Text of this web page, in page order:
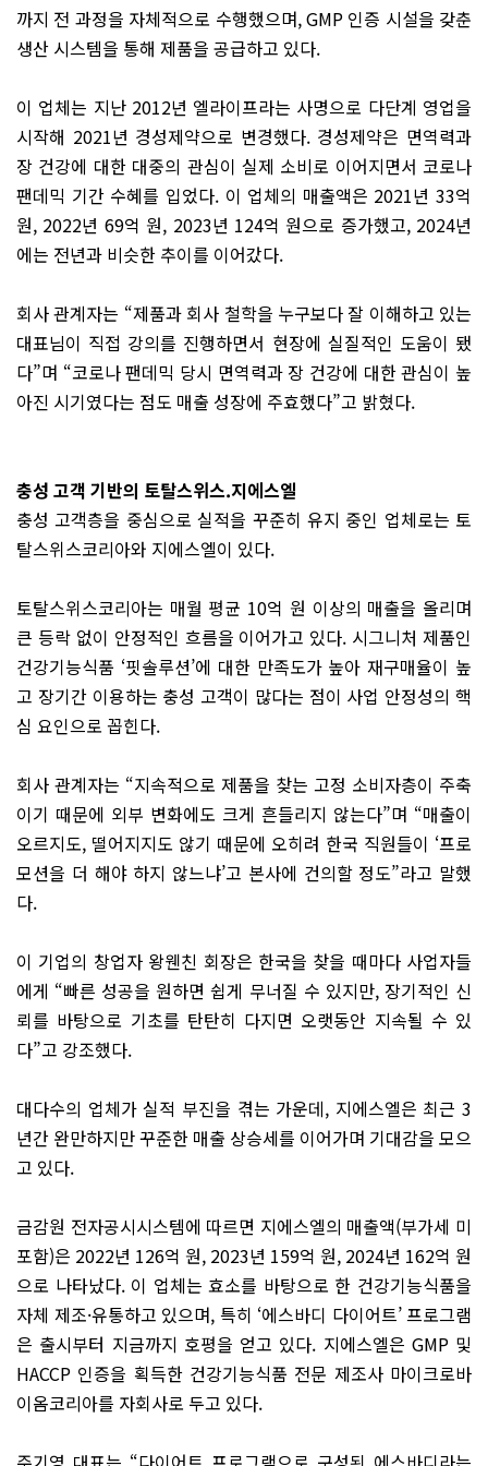
까지 전 과정을 자체적으로 수행했으며, GMP 인증 시설을 갖춘
생산 시스템을 통해 제품을 공급하고 있다.
이 업체는 지난 2012년 엘라이프라는 사명으로 다단계 영업을
시작해 2021년 경성제약으로 변경했다. 경성제약은 면역력과
장 건강에 대한 대중의 관심이 실제 소비로 이어지면서 코로나
팬데믹 기간 수혜를 입었다. 이 업체의 매출액은 2021년 33억
원, 2022년 69억 원, 2023년 124억 원으로 증가했고, 2024년
에는 전년과 비슷한 추이를 이어갔다.
회사 관계자는 “제품과 회사 철학을 누구보다 잘 이해하고 있는
대표님이 직접 강의를 진행하면서 현장에 실질적인 도움이 됐
다”며 “코로나 팬데믹 당시 면역력과 장 건강에 대한 관심이 높
아진 시기였다는 점도 매출 성장에 주효했다”고 밝혔다.
충성 고객 기반의 토탈스위스.지에스엘
충성 고객층을 중심으로 실적을 꾸준히 유지 중인 업체로는 토
탈스위스코리아와 지에스엘이 있다.
토탈스위스코리아는 매월 평균 10억 원 이상의 매출을 올리며
큰 등락 없이 안정적인 흐름을 이어가고 있다. 시그니처 제품인
건강기능식품 ‘핏솔루션’에 대한 만족도가 높아 재구매율이 높
고 장기간 이용하는 충성 고객이 많다는 점이 사업 안정성의 핵
심 요인으로 꼽힌다.
회사 관계자는 “지속적으로 제품을 찾는 고정 소비자층이 주축
이기 때문에 외부 변화에도 크게 흔들리지 않는다”며 “매출이
오르지도, 떨어지지도 않기 때문에 오히려 한국 직원들이 ‘프로
모션을 더 해야 하지 않느냐’고 본사에 건의할 정도”라고 말했
다.
이 기업의 창업자 왕웬친 회장은 한국을 찾을 때마다 사업자들
에게 “빠른 성공을 원하면 쉽게 무너질 수 있지만, 장기적인 신
뢰를 바탕으로 기초를 탄탄히 다지면 오랫동안 지속될 수 있
다”고 강조했다.
대다수의 업체가 실적 부진을 겪는 가운데, 지에스엘은 최근 3
년간 완만하지만 꾸준한 매출 상승세를 이어가며 기대감을 모으
고 있다.
금감원 전자공시시스템에 따르면 지에스엘의 매출액(부가세 미
포함)은 2022년 126억 원, 2023년 159억 원, 2024년 162억 원
으로 나타났다. 이 업체는 효소를 바탕으로 한 건강기능식품을
자체 제조·유통하고 있으며, 특히 ‘에스바디 다이어트’ 프로그램
은 출시부터 지금까지 호평을 얻고 있다. 지에스엘은 GMP 및
HACCP 인증을 획득한 건강기능식품 전문 제조사 마이크로바
이옴코리아를 자회사로 두고 있다.